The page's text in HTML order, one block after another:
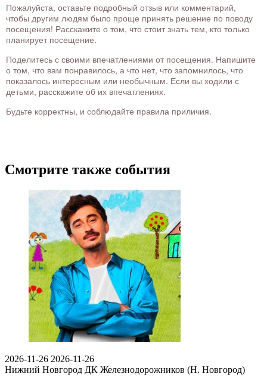
Пожалуйста, оставьте подробный отзыв или комментарий,
чтобы другим людям было проще принять решение по поводу
посещения! Расскажите о том, что стоит знать тем, кто только
планирует посещение.
Поделитесь с своими впечатлениями от посещения. Напишите
о том, что вам понравилось, а что нет, что запомнилось, что
показалось интересным или необычным. Если вы ходили с
детьми, расскажите об их впечатлениях.
Будьте корректны, и соблюдайте правила приличия.
Смотрите также события
2026-11-26 2026-11-26
Нижний Новгород ДК Железнодорожников (Н. Новгород)